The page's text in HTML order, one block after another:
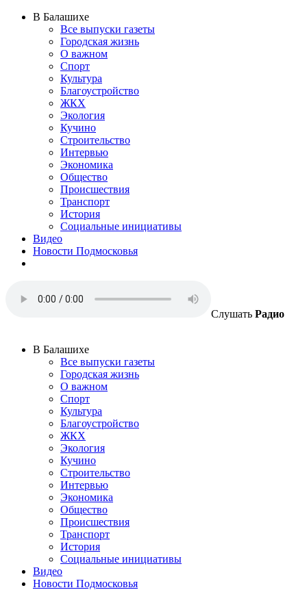
В Балашихе
Все выпуски газеты
Городская жизнь
О важном
Спорт
Культура
Благоустройство
ЖКХ
Экология
Кучино
Строительство
Интервью
Экономика
Общество
Происшествия
Транспорт
История
Социальные инициативы
Видео
Новости Подмосковья
Слушать Радио
В Балашихе
Все выпуски газеты
Городская жизнь
О важном
Спорт
Культура
Благоустройство
ЖКХ
Экология
Кучино
Строительство
Интервью
Экономика
Общество
Происшествия
Транспорт
История
Социальные инициативы
Видео
Новости Подмосковья